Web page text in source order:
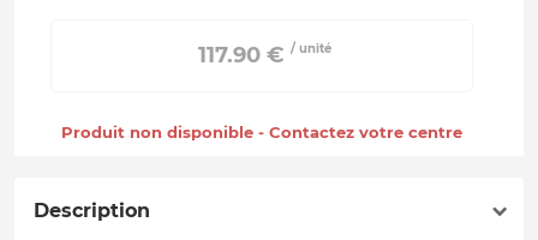
117.90 € / unité
Produit non disponible - Contactez votre centre
Description